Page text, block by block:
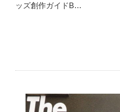
ッズ創作ガイドB…